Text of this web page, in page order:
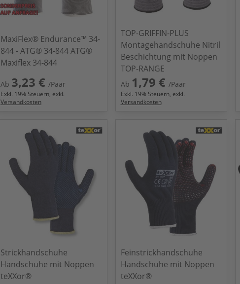
MaxiFlex® Endurance™ 34-
844 - ATG® 34-844 ATG®
Maxiflex 34-844
Ab 3,23 € /Paar
Exkl. 19% Steuern, exkl.
Versandkosten
TOP-GRIFFIN-PLUS
Montagehandschuhe Nitril
Beschichtung mit Noppen
TOP-RANGE
Ab 1,79 € /Paar
Exkl. 19% Steuern, exkl.
Versandkosten
Strickhandschuhe
Handschuhe mit Noppen
teXXor®
Feinstrickhandschuhe
Handschuhe mit Noppen
teXXor®